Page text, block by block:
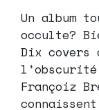
Un album
occulte?
Dix covers
l’obscurité
Françoiz